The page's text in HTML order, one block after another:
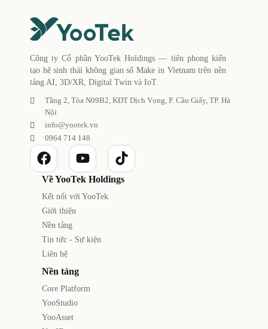
Công ty Cổ phần YooTek Holdings — tiên phong kiến
tạo hệ sinh thái không gian số Make in Vietnam trên nền
tảng AI, 3D/XR, Digital Twin và IoT.
Tầng 2, Tòa N09B2, KĐT Dịch Vọng, P. Cầu Giấy, TP. Hà
Nội
info@yootek.vn
0964 714 148
Về YooTek Holdings
Kết nối với YooTek
Giới thiệu
Nền tảng
Tin tức - Sự kiện
Liên hệ
Nền tảng
Core Platform
YooStudio
YooAsset